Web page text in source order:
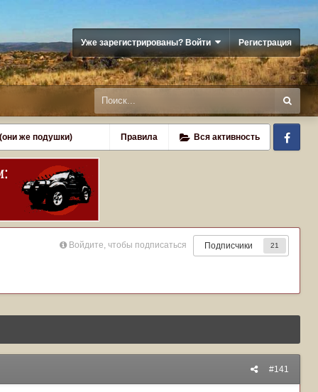
Уже зарегистрированы? Войти Регистрация
Правила Вся активность
же подушки)
Войдите, чтобы подписаться Подписчики 21
#141